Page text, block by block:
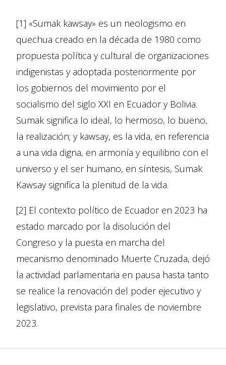
[1] «Sumak kawsay» es un neologismo en
quechua creado en la década de 1980 como
propuesta política y cultural de organizaciones
indigenistas y adoptada posteriormente por
los gobiernos del movimiento por el
socialismo del siglo XXI en Ecuador y Bolivia.
Sumak significa lo ideal, lo hermoso, lo bueno,
la realización; y kawsay, es la vida, en referencia
a una vida digna, en armonía y equilibrio con el
universo y el ser humano, en síntesis, Sumak
Kawsay significa la plenitud de la vida.
[2] El contexto político de Ecuador en 2023 ha
estado marcado por la disolución del
Congreso y la puesta en marcha del
mecanismo denominado Muerte Cruzada, dejó
la actividad parlamentaria en pausa hasta tanto
se realice la renovación del poder ejecutivo y
legislativo, prevista para finales de noviembre
2023.